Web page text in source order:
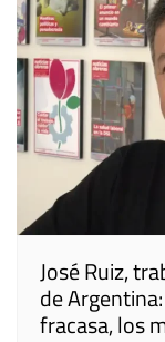
José Ruiz,
de
fracasa, los